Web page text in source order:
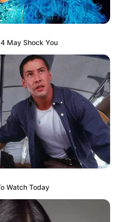
y quemado en
por una
May Shock You
Watch Today